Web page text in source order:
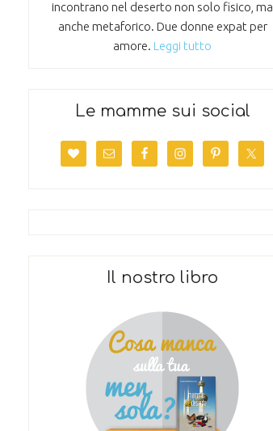
incontrano nel deserto non solo fisico, ma
anche metaforico. Due donne expat per
amore. Leggi tutto
Le mamme sui social
Il nostro libro